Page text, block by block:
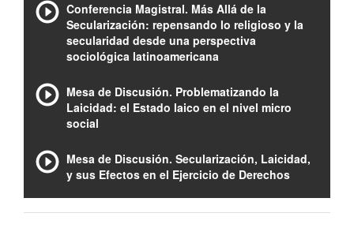
Conferencia Magistral. Más Allá de la
Secularización: repensando lo religioso y la
secularidad desde una perspectiva
sociológica latinoamericana
Mesa de Discusión. Problematizando la
Laicidad: el Estado laico en el nivel micro
social
Mesa de Discusión. Secularización, Laicidad,
y sus Efectos en el Ejercicio de Derechos